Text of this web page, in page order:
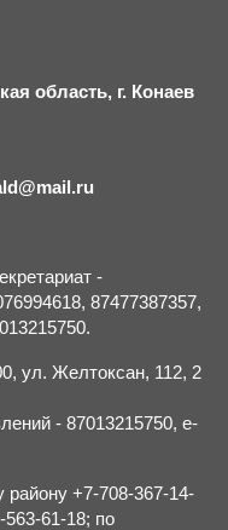
область, г. Конаев
-
87477387357,
ул. Желтоксан, 112, 2
- 87013215750, e-
+7-708-367-14-
563-61-18; по